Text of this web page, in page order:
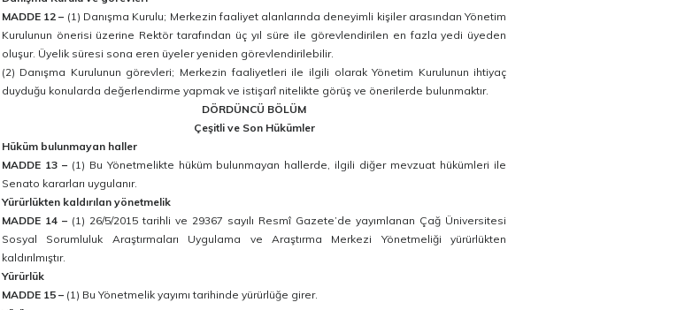
MADDE 12 – (1) Danışma Kurulu; Merkezin faaliyet alanlarında deneyimli kişiler arasından Yönetim
Kurulunun önerisi üzerine Rektör tarafından üç yıl süre ile görevlendirilen en fazla yedi üyeden
oluşur. Üyelik süresi sona eren üyeler yeniden görevlendirilebilir.
(2) Danışma Kurulunun görevleri; Merkezin faaliyetleri ile ilgili olarak Yönetim Kurulunun ihtiyaç
duyduğu konularda değerlendirme yapmak ve istişarî nitelikte görüş ve önerilerde bulunmaktır.
DÖRDÜNCÜ BÖLÜM
Çeşitli ve Son Hükümler
Hüküm bulunmayan haller
MADDE 13 – (1) Bu Yönetmelikte hüküm bulunmayan hallerde, ilgili diğer mevzuat hükümleri ile
Senato kararları uygulanır.
Yürürlükten kaldırılan yönetmelik
MADDE 14 –(1) 26/5/2015 tarihli ve 29367 sayılı Resmî Gazete’de yayımlanan Çağ Üniversitesi
Sosyal Sorumluluk Araştırmaları Uygulama ve Araştırma Merkezi Yönetmeliği yürürlükten
kaldırılmıştır.
Yürürlük
MADDE 15 – (1) Bu Yönetmelik yayımı tarihinde yürürlüğe girer.